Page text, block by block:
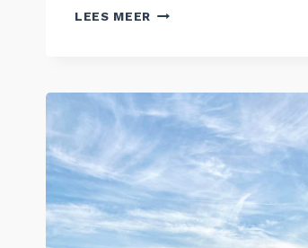
LEES MEER WANDELEN
DE
DUURZAAMHEIDSVALLEI